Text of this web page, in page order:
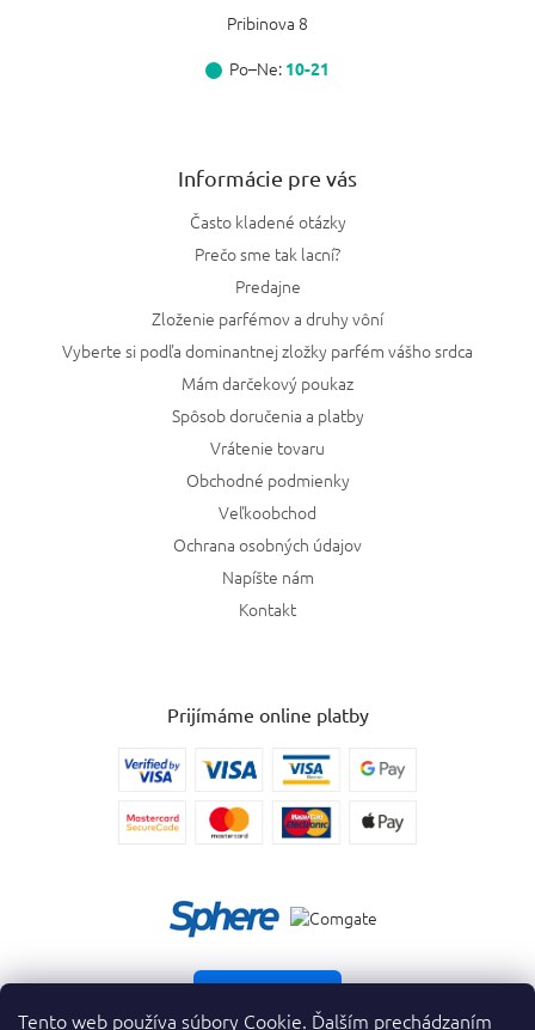
Tento web používa súbory Cookie. Ďalším prechádzaním
Pribinova 8
Po–Ne: 10-21
Informácie pre vás
Často kladené otázky
Prečo sme tak lacní?
Predajne
Zloženie parfémov a druhy vôní
Vyberte si podľa dominantnej zložky parfém vášho srdca
Mám darčekový poukaz
Spôsob doručenia a platby
Vrátenie tovaru
Obchodné podmienky
Veľkoobchod
Ochrana osobných údajov
Napíšte nám
Kontakt
Prijímáme online platby